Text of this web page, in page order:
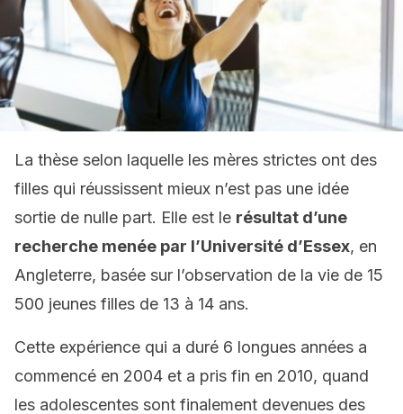
La thèse selon laquelle les mères strictes ont des
filles qui réussissent mieux n’est pas une idée
sortie de nulle part. Elle est le résultat d’une
recherche menée par l’Université d’Essex, en
Angleterre, basée sur l’observation de la vie de 15
500 jeunes filles de 13 à 14 ans.
Cette expérience qui a duré 6 longues années a
commencé en 2004 et a pris fin en 2010, quand
les adolescentes sont finalement devenues des